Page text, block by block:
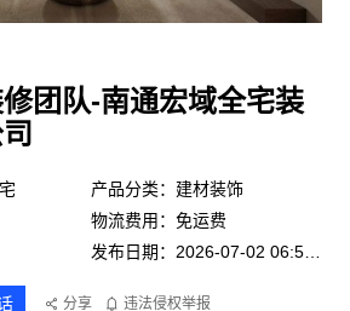
团队-南通宏域全宅装
产品分类：建材装饰
物流费用：免运费
分享 违法侵权举报